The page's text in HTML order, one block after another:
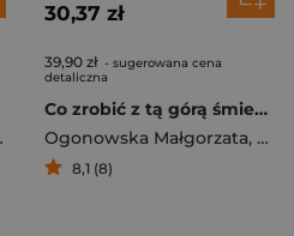
30,37 zł
39,90 zł - sugerowana cena
detaliczna
Co zrobić z tą górą śmieci?
Ogonowska Małgorzata,
8,1 (8)